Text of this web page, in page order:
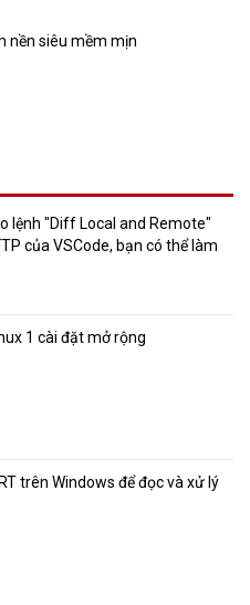
nền siêu mềm mịn
lệnh "Diff Local and Remote"
của VSCode, bạn có thể làm
1 cài đặt mở rộng
trên Windows để đọc và xử lý